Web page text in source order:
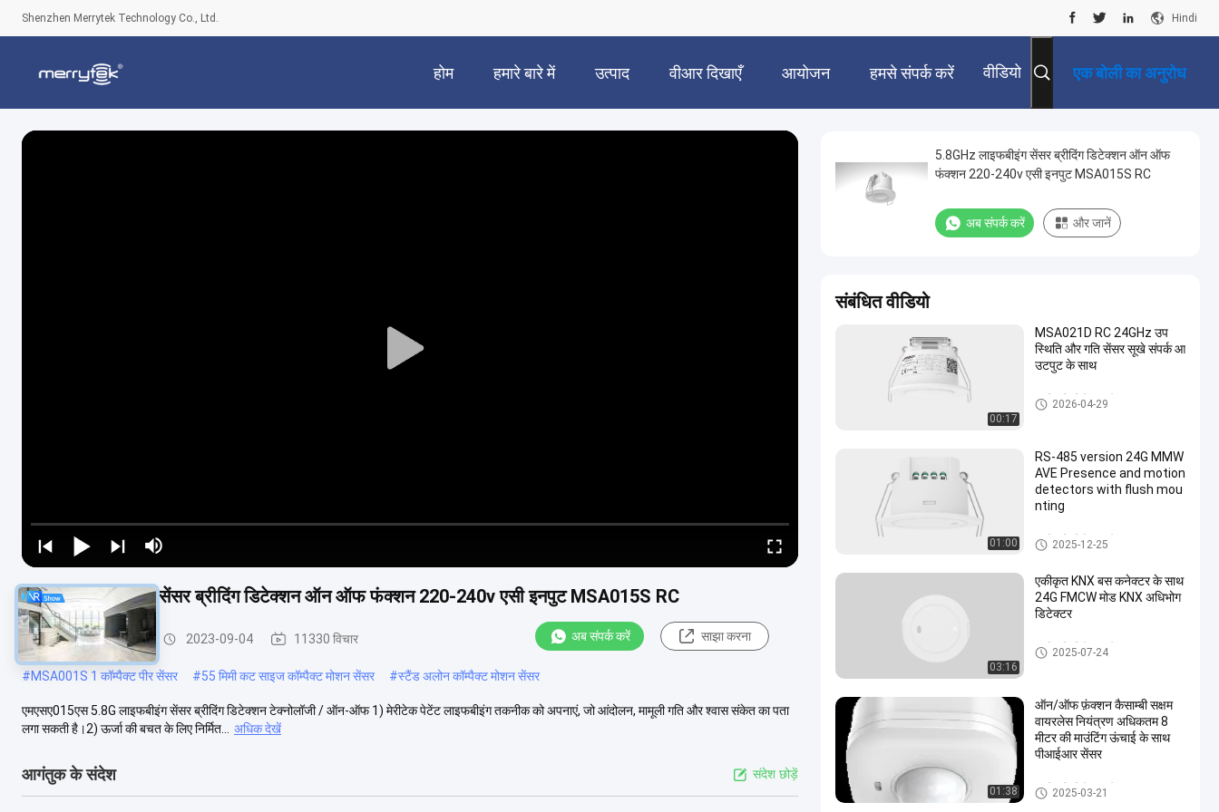
Shenzhen Merrytek Technology Co., Ltd. Hindi
होम हमारे बारे में उत्पाद वीआर दिखाएँ आयोजन हमसे संपर्क करें वीडियो एक बोली का अनुरोध
5.8GHz लाइफबीइंग सेंसर ब्रीदिंग डिटेक्शन ऑन ऑफ फंक्शन 220-240v एसी इनपुट MSA015S RC
उपस्थिति डिटेक्टर सेंसर 2023-09-04 11330 विचार अब संपर्क करें साझा करना
#MSA001S 1 कॉम्पैक्ट पीर सेंसर #55 मिमी कट साइज कॉम्पैक्ट मोशन सेंसर #स्टैंड अलोन कॉम्पैक्ट मोशन सेंसर
एमएसए015एस 5.8G लाइफबीइंग सेंसर ब्रीदिंग डिटेक्शन टेक्नोलॉजी / ऑन-ऑफ 1) मेरीटेक पेटेंट लाइफबीइंग तकनीक को अपनाएं, जो आंदोलन, मामूली गति और श्वास संकेत का पता
लगा सकती है।2) ऊर्जा की बचत के लिए निर्मित...
अधिक देखें
आगंतुक के संदेश संदेश छोड़ें
5.8GHz लाइफबीइंग सेंसर ब्रीदिंग डिटेक्शन ऑन ऑफ
फंक्शन 220-240v एसी इनपुट MSA015S RC
अब संपर्क करें और जानें
संबंधित वीडियो
00:17
MSA021D RC 24GHz उप
स्थिति और गति सेंसर सूखे संपर्क आ
उटपुट के साथ
उपस्थिति डिटेक्टर सेंसर
2026-04-29
01:00
RS-485 version 24G MMW
AVE Presence and motion
detectors with flush mou
nting
उपस्थिति डिटेक्टर सेंसर
2025-12-25
03:16
एकीकृत KNX बस कनेक्टर के साथ
24G FMCW मोड KNX अधिभोग
डिटेक्टर
उपस्थिति डिटेक्टर सेंसर
2025-07-24
01:38
ऑन/ऑफ फ़ंक्शन कैसाम्बी सक्षम
वायरलेस नियंत्रण अधिकतम 8
मीटर की माउंटिंग ऊंचाई के साथ
पीआईआर सेंसर
उपस्थिति डिटेक्टर सेंसर
2025-03-21